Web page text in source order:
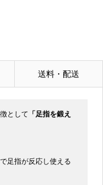
送料・配送
として 「足指を鍛え
足指が反応し使える